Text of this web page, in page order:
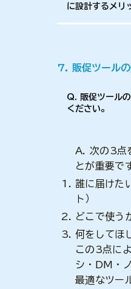
に設計するメリ
7. 販促ツール
Q. 販促ツール
ください。
A. 次の3点
とが重要で
誰に届けた
ト）
どこで使う
何をしてほ
この3点に
シ・DM・
最適なツー